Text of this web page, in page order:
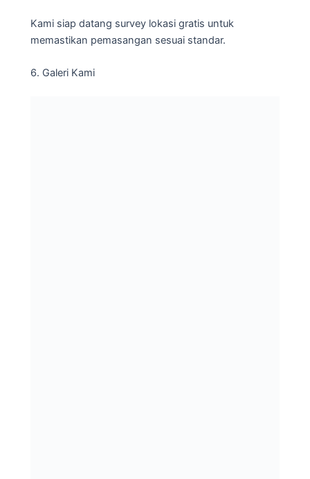
Kami siap datang survey lokasi gratis untuk
memastikan pemasangan sesuai standar.
6. Galeri Kami